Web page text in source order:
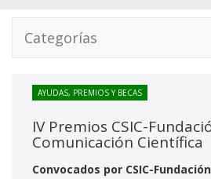
Categorías
AYUDAS, PREMIOS Y BECAS
IV Premios CSIC-
Comunicación Científica
Convocados por CSIC-